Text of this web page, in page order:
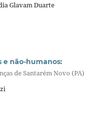
Glavam Duarte
não-humanos:
de Santarém Novo (PA)